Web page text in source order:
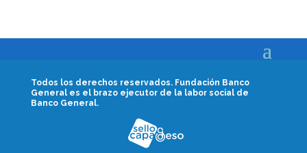
Todos los derechos reservados. Fundación Banco
General es el brazo ejecutor de la labor social de
Banco General.